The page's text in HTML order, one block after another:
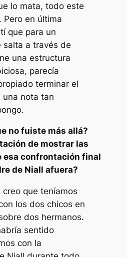
lo mata, todo este
Pero en última
que para un
salta a través de
una estructura
parecía
terminar el
una nota tan
no fuiste más allá?
de mostrar las
esa confrontación final
de Niall afuera?
creo que teníamos
los dos chicos en
dos hermanos.
sentido
con la